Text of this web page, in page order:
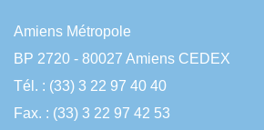
Amiens Métropole
BP 2720 - 80027 Amiens CEDEX
Tél. : (33) 3 22 97 40 40
Fax. : (33) 3 22 97 42 53